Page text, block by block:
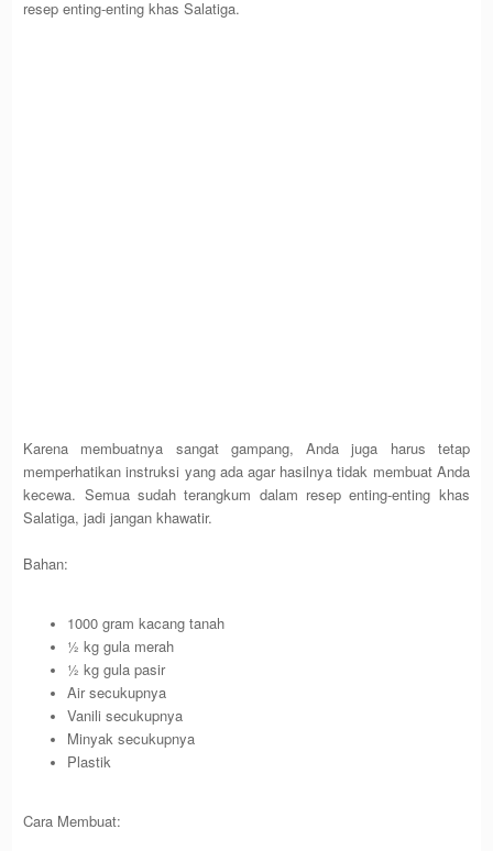
resep enting-enting khas Salatiga.
Karena membuatnya sangat gampang, Anda juga harus tetap
memperhatikan instruksi yang ada agar hasilnya tidak membuat Anda
kecewa. Semua sudah terangkum dalam resep enting-enting khas
Salatiga, jadi jangan khawatir.
Bahan:
1000 gram kacang tanah
½ kg gula merah
½ kg gula pasir
Air secukupnya
Vanili secukupnya
Minyak secukupnya
Plastik
Cara Membuat: